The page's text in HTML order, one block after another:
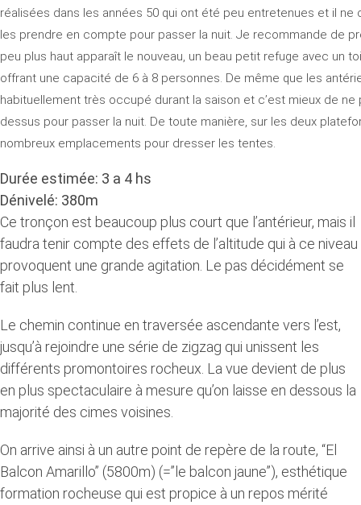
réalisées dans les années 50 qui ont été peu entretenues et il ne
les prendre en compte pour passer la nuit. Je recommande de
peu plus haut apparaît le nouveau, un beau petit refuge avec un
offrant une capacité de 6 à 8 personnes. De même que les
habituellement très occupé durant la saison et c’est mieux de
dessus pour passer la nuit. De toute manière, sur les deux
nombreux emplacements pour dresser les tentes.
Durée estimée: 3 a 4 hs
Dénivelé: 380m
Ce tronçon est beaucoup plus court que l’antérieur, mais il
faudra tenir compte des effets de l’altitude qui à ce niveau
provoquent une grande agitation. Le pas décidément se
fait plus lent.
Le chemin continue en traversée ascendante vers l’est,
jusqu’à rejoindre une série de zigzag qui unissent les
différents promontoires rocheux. La vue devient de plus
en plus spectaculaire à mesure qu’on laisse en dessous la
majorité des cimes voisines.
On arrive ainsi à un autre point de repère de la route, “El
Balcon Amarillo” (5800m) (=”le balcon jaune”), esthétique
formation rocheuse qui est propice à un repos mérité